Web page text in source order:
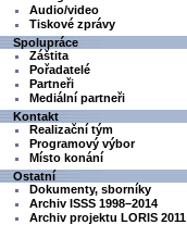
Audio/video
Tiskové zprávy
Spolupráce
Záštita
Pořadatelé
Partneři
Mediální partneři
Kontakt
Realizační tým
Programový výbor
Místo konání
Ostatní
Dokumenty, sborníky
Archiv ISSS 1998–2014
Archiv projektu LORIS 2011